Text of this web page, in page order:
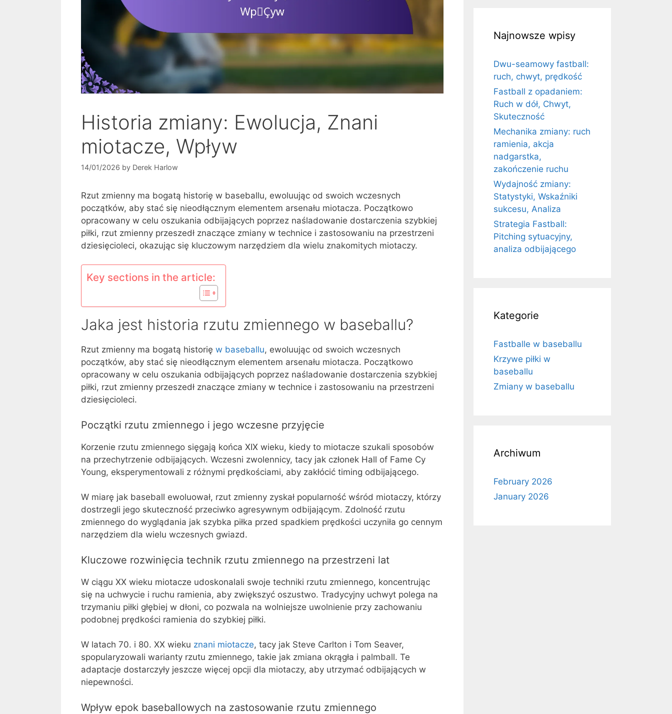
Historia zmiany: Ewolucja, Znani
miotacze, Wpływ
14/01/2026 by Derek Harlow
Rzut zmienny ma bogatą historię w baseballu, ewoluując od swoich wczesnych
początków, aby stać się nieodłącznym elementem arsenału miotacza. Początkowo
opracowany w celu oszukania odbijających poprzez naśladowanie dostarczenia szybkiej
piłki, rzut zmienny przeszedł znaczące zmiany w technice i zastosowaniu na przestrzeni
dziesięcioleci, okazując się kluczowym narzędziem dla wielu znakomitych miotaczy.
Key sections in the article:
Jaka jest historia rzutu zmiennego w baseballu?
Rzut zmienny ma bogatą historię w baseballu, ewoluując od swoich wczesnych
początków, aby stać się nieodłącznym elementem arsenału miotacza. Początkowo
opracowany w celu oszukania odbijających poprzez naśladowanie dostarczenia szybkiej
piłki, rzut zmienny przeszedł znaczące zmiany w technice i zastosowaniu na przestrzeni
dziesięcioleci.
Początki rzutu zmiennego i jego wczesne przyjęcie
Korzenie rzutu zmiennego sięgają końca XIX wieku, kiedy to miotacze szukali sposobów
na przechytrzenie odbijających. Wczesni zwolennicy, tacy jak członek Hall of Fame Cy
Young, eksperymentowali z różnymi prędkościami, aby zakłócić timing odbijającego.
W miarę jak baseball ewoluował, rzut zmienny zyskał popularność wśród miotaczy, którzy
dostrzegli jego skuteczność przeciwko agresywnym odbijającym. Zdolność rzutu
zmiennego do wyglądania jak szybka piłka przed spadkiem prędkości uczyniła go cennym
narzędziem dla wielu wczesnych gwiazd.
Kluczowe rozwinięcia technik rzutu zmiennego na przestrzeni lat
W ciągu XX wieku miotacze udoskonalali swoje techniki rzutu zmiennego, koncentrując
się na uchwycie i ruchu ramienia, aby zwiększyć oszustwo. Tradycyjny uchwyt polega na
trzymaniu piłki głębiej w dłoni, co pozwala na wolniejsze uwolnienie przy zachowaniu
podobnej prędkości ramienia do szybkiej piłki.
W latach 70. i 80. XX wieku znani miotacze, tacy jak Steve Carlton i Tom Seaver,
spopularyzowali warianty rzutu zmiennego, takie jak zmiana okrągła i palmball. Te
adaptacje dostarczyły jeszcze więcej opcji dla miotaczy, aby utrzymać odbijających w
niepewności.
Wpływ epok baseballowych na zastosowanie rzutu zmiennego
Najnowsze wpisy
Dwu-seamowy fastball:
ruch, chwyt, prędkość
Fastball z opadaniem:
Ruch w dół, Chwyt,
Skuteczność
Mechanika zmiany: ruch
ramienia, akcja
nadgarstka,
zakończenie ruchu
Wydajność zmiany:
Statystyki, Wskaźniki
sukcesu, Analiza
Strategia Fastball:
Pitching sytuacyjny,
analiza odbijającego
Kategorie
Fastballe w baseballu
Krzywe piłki w
baseballu
Zmiany w baseballu
Archiwum
February 2026
January 2026